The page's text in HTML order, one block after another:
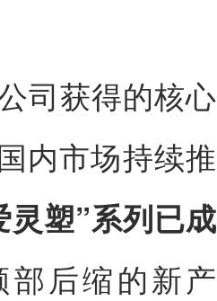
司获得的核心
内市场持续推
塑”系列已成
后缩的新产